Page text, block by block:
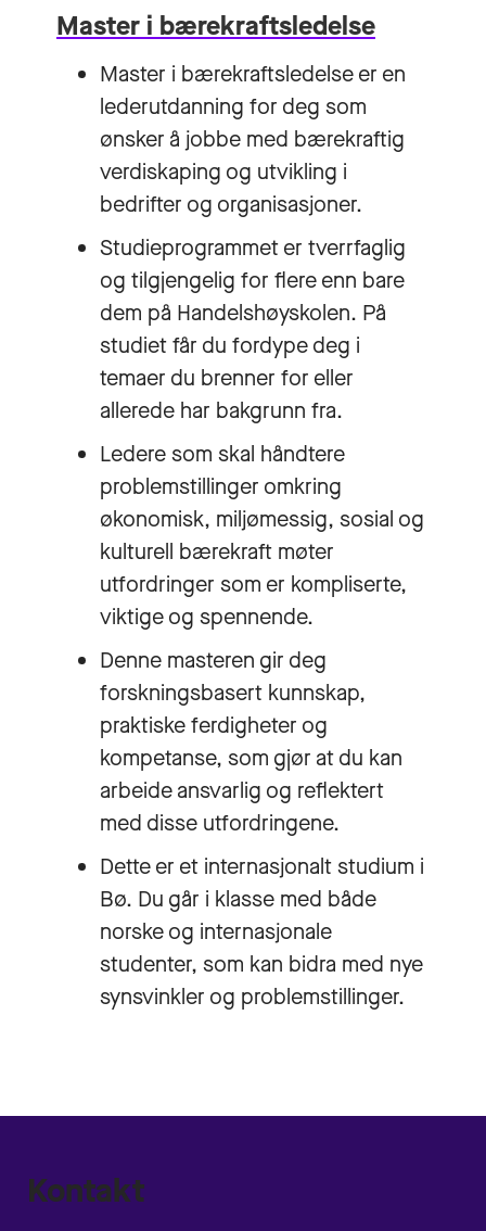
Master i bærekraftsledelse
Master i bærekraftsledelse er en
lederutdanning for deg som
ønsker å jobbe med bærekraftig
verdiskaping og utvikling i
bedrifter og organisasjoner.
Studieprogrammet er tverrfaglig
og tilgjengelig for flere enn bare
dem på Handelshøyskolen. På
studiet får du fordype deg i
temaer du brenner for eller
allerede har bakgrunn fra.
Ledere som skal håndtere
problemstillinger omkring
økonomisk, miljømessig, sosial og
kulturell bærekraft møter
utfordringer som er kompliserte,
viktige og spennende.
Denne masteren gir deg
forskningsbasert kunnskap,
praktiske ferdigheter og
kompetanse, som gjør at du kan
arbeide ansvarlig og reflektert
med disse utfordringene.
Dette er et internasjonalt studium i
Bø. Du går i klasse med både
norske og internasjonale
studenter, som kan bidra med nye
synsvinkler og problemstillinger.
Kontakt